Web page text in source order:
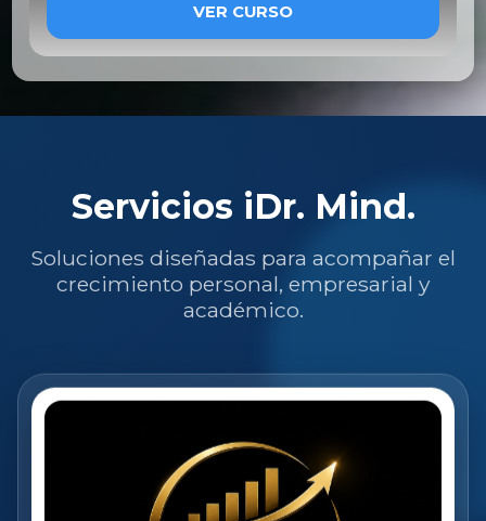
VER CURSO
Servicios iDr. Mind.
Soluciones diseñadas para acompañar el
crecimiento personal, empresarial y
académico.